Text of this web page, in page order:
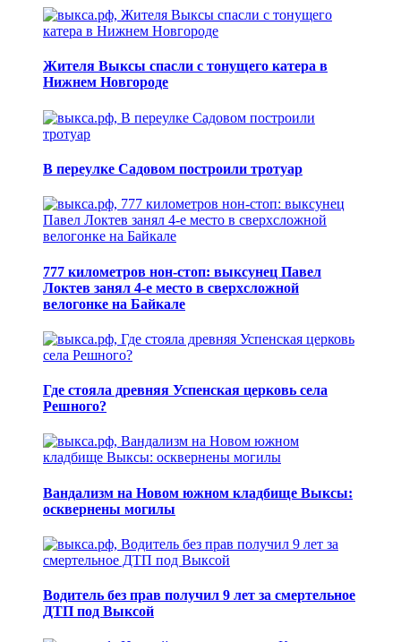
Жителя Выксы спасли с тонущего катера в
Нижнем Новгороде
В переулке Садовом построили тротуар
777 километров нон-стоп: выксунец Павел
Локтев занял 4-е место в сверхсложной
велогонке на Байкале
Где стояла древняя Успенская церковь села
Решного?
Вандализм на Новом южном кладбище Выксы:
осквернены могилы
Водитель без прав получил 9 лет за смертельное
ДТП под Выксой